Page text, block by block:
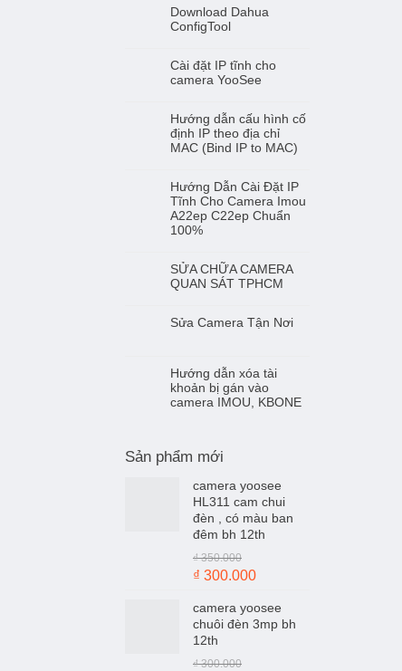
Download Dahua
ConfigTool
Cài đặt IP tĩnh cho
camera YooSee
Hướng dẫn cấu hình cố
định IP theo địa chỉ
MAC (Bind IP to MAC)
Hướng Dẫn Cài Đặt IP
Tĩnh Cho Camera Imou
A22ep C22ep Chuẩn
100%
SỬA CHỮA CAMERA
QUAN SÁT TPHCM
Sửa Camera Tận Nơi
Hướng dẫn xóa tài
khoản bị gán vào
camera IMOU, KBONE
Sản phẩm mới
camera yoosee
HL311 cam chui
đèn , có màu ban
đêm bh 12th
₫350.000
Giá
là:
₫ 350.000.
₫ 300.000Giá
tại
là:
camera yoosee
chuôi đèn 3mp bh
12th
₫300.000